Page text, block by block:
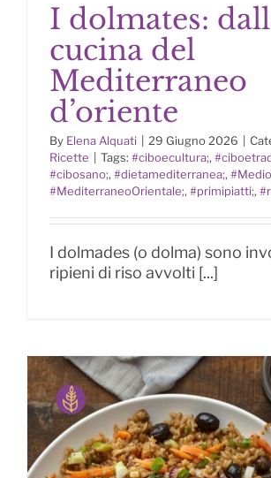
I dolmates: dalla
Mediterraneo
I dolmates:
cucina del
Mediterraneo
d’oriente
By Elena Alquati 29 Giugno 2026
Ricette
Tags: #ciboecultura;,
#cibosano;, #dietamediterranea;,
#MediterraneoOrientale;, #primipiatti;,
I dolmades (o dolma) sono
ripieni di riso avvolti [...]